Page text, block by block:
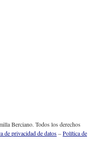
Berciano. Todos los derechos
de privacidad de datos–Política de